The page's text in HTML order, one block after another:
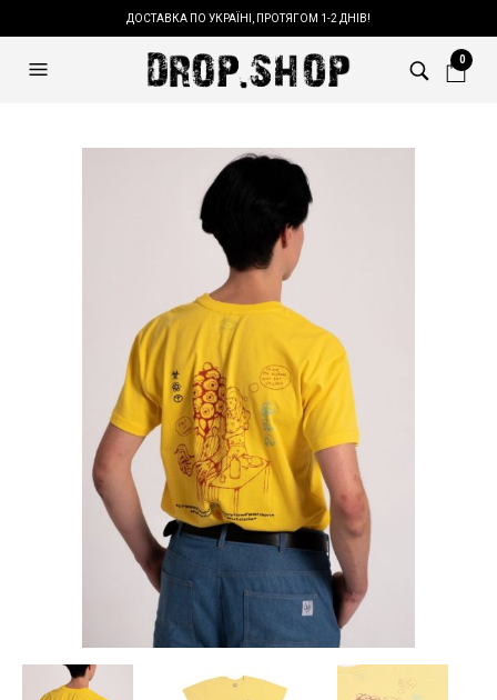
ДОСТАВКА ПО УКРАЇНІ, ПРОТЯГОМ 1-2 ДНІВ!
0